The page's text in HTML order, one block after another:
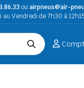
ou airpneus@air-
au Vendredi de 7h30 à